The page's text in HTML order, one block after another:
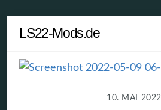
content
LS22-Mods.de
10. MAI 2022